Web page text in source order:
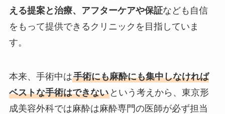
える提案と治療、アフターケアや保証なども自信
をもって提供できるクリニックを目指していま
す。
本来、手術中は手術にも麻酔にも集中しなければ
ベストな手術はできないという考えから、東京形
成美容外科では麻酔は麻酔専門の医師が必ず担当